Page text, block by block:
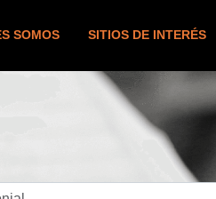
SOMOS SITIOS DE INTERÉS